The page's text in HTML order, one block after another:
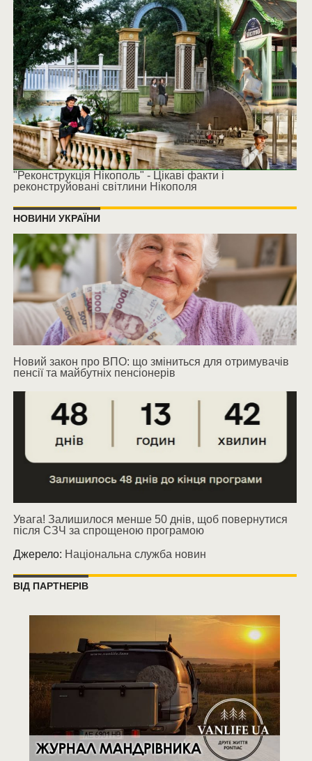
"Реконструкція Нікополь" - Цікаві факти і
реконструйовані світлини Нікополя
НОВИНИ УКРАЇНИ
Новий закон про ВПО: що зміниться для отримувачів
пенсії та майбутніх пенсіонерів
Увага! Залишилося менше 50 днів, щоб повернутися
після СЗЧ за спрощеною програмою
Джерело: Національна служба новин
ВІД ПАРТНЕРІВ